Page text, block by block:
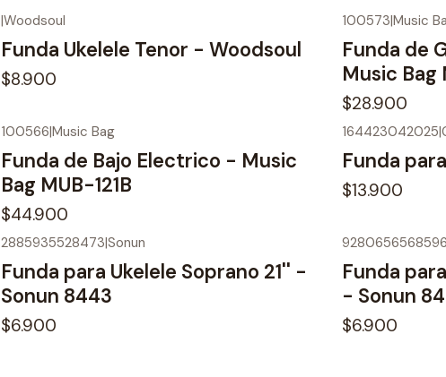
|Woodsoul
Funda Ukelele Tenor - Woodsoul
$8.900
100573|Music
Funda de
Music Bag
$28.900
100566|Music Bag
Funda de Bajo Electrico - Music
Bag MUB-121B
$44.900
164423042025|
Funda
$13.900
2885935528473|Sonun
Funda para Ukelele Soprano 21'' -
Sonun 8443
$6.900
9280656568596
Funda
- Sonun
$6.900